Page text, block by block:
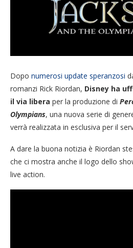
Dopo numerosi update speranzosi
romanzi Rick Riordan, Disney ha
il via libera per la produzione di
Olympians, una nuova serie di
verrà realizzata in esclusiva per il
A dare la buona notizia è Riordan
che ci mostra anche il logo dello
live action.